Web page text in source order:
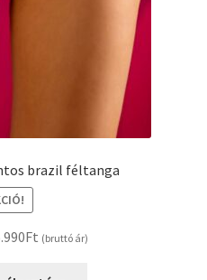
brazil féltanga
FtCurrent
(bruttó ár)